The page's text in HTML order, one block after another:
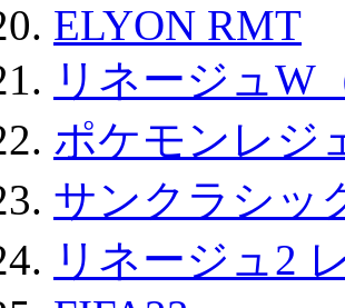
ELYON RMT
リネージュW
ポケモンレジ
サンクラシッ
リネージュ2